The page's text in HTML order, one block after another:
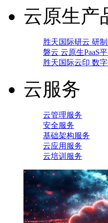
云原生产
胜天国际研云 研
磐云 云原生PaaS
胜天国际云印 数
云服务
云管理服务
安全服务
基础架构服务
云应用服务
云培训服务